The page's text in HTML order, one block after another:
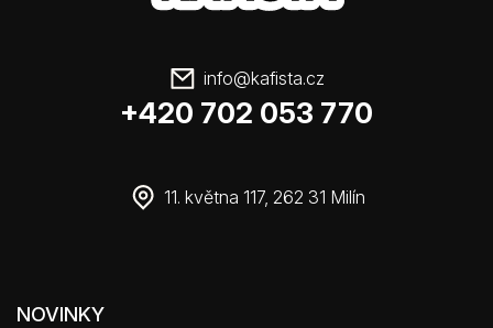
info@kafista.cz
+420 702 053 770
11. května 117, 262 31 Milín
NOVINKY